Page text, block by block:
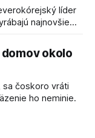
líder
najnovšie
KĽDR, na ktoré
okolo
sa čoskoro vráti
ho neminie.